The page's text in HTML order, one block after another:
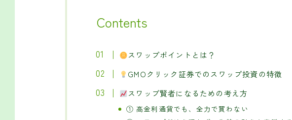
Contents
スワップポイントとは？
GMOクリック証券でのスワップ投資の特徴
スワップ賢者になるための考え方
① 高金利通貨でも、全力で買わない